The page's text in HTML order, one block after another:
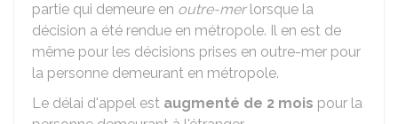
partie qui demeure en outre-merlorsque la
décision a été rendue en métropole. Il en est de
même pour les décisions prises en outre-mer pour
la personne demeurant en métropole.
Le délai d'appel est augmenté de 2 mois pour la